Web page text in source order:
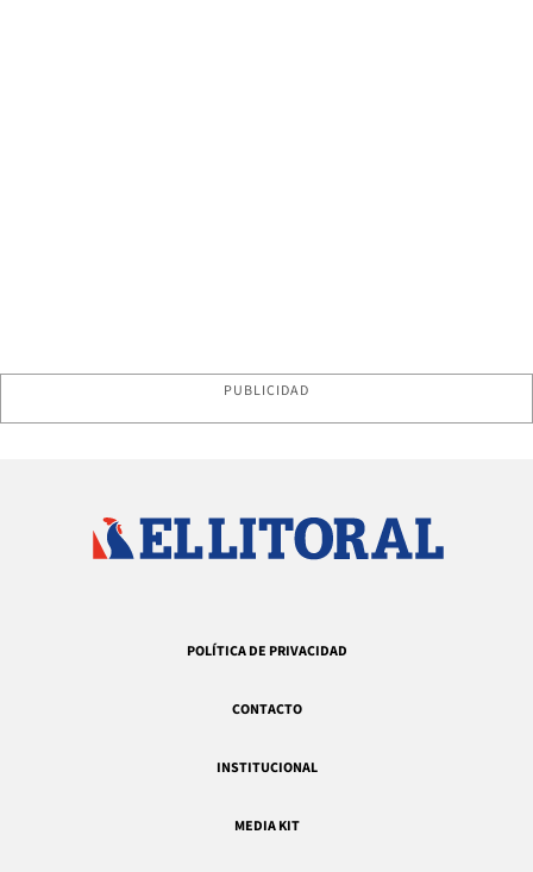
PUBLICIDAD
POLÍTICA DE PRIVACIDAD
CONTACTO
INSTITUCIONAL
MEDIA KIT